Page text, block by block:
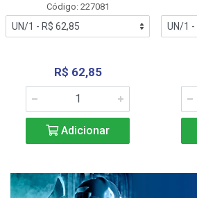
Código: 227081
R$ 62,85
Adicionar